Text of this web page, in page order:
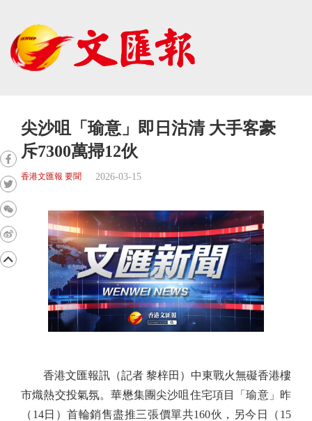
尖沙咀「瑜意」即日沽清 大手客豪
斥7300萬掃12伙
香港文匯報 要聞 2026-03-15
香港文匯報訊（記者 黎梓田）中東戰火無礙香港樓
市熾熱交投氣氛。華懋集團尖沙咀住宅項目「瑜意」昨
（14日）首輪銷售盡推三張價單共160伙，另今日（15